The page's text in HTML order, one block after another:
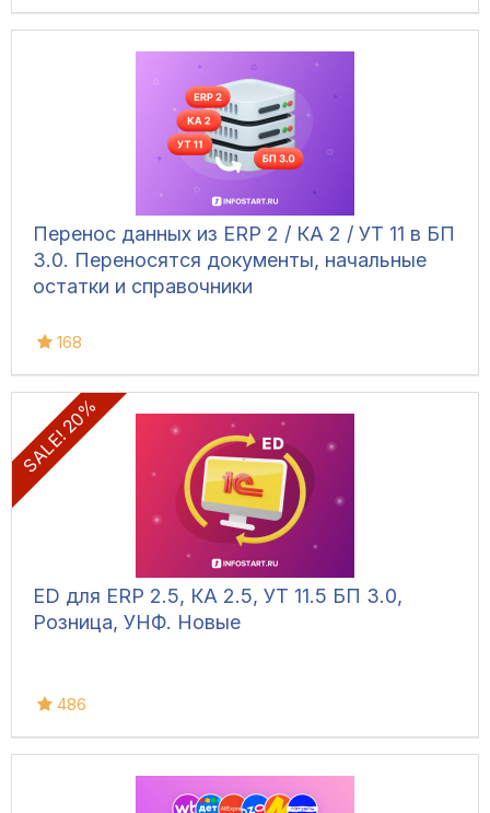
Перенос данных из ERP 2 / КА 2 / УТ 11 в БП
3.0. Переносятся документы, начальные
остатки и справочники
168
SALE! 20%
ED для ERP 2.5, КА 2.5, УТ 11.5 БП 3.0,
Розница, УНФ. Новые
486